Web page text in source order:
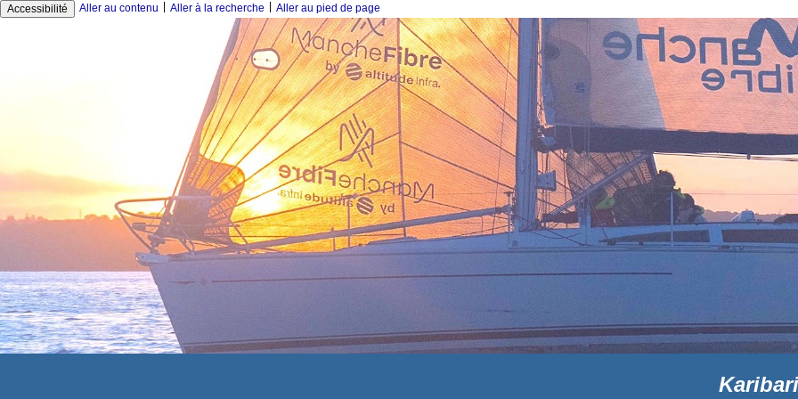
Accessibilité Aller au contenu Aller à la recherche Aller au pied de page